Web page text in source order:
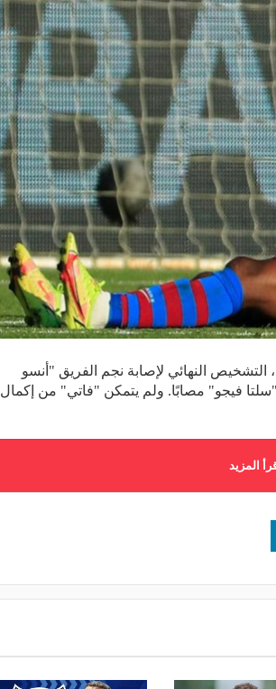
التشخيص النهائي لإصابة نجم الفريق "أنسو
فيجو" مصابًا. ولم يتمكن "فاتي" من إكمال
المزيد